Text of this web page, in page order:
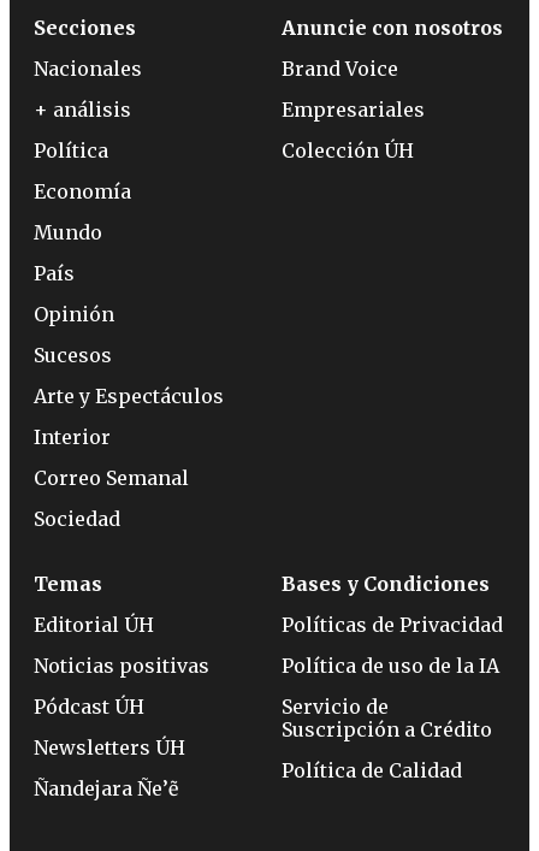
Secciones
Nacionales
+ análisis
Política
Economía
Mundo
País
Opinión
Sucesos
Arte y Espectáculos
Interior
Correo Semanal
Sociedad
Anuncie con nosotros
Brand Voice
Empresariales
Colección ÚH
Temas
Editorial ÚH
Noticias positivas
Pódcast ÚH
Newsletters ÚH
Ñandejara Ñe’ẽ
Bases y Condiciones
Políticas de Privacidad
Política de uso de la IA
Servicio de
Suscripción a Crédito
Política de Calidad